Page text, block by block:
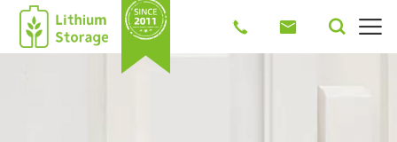
   